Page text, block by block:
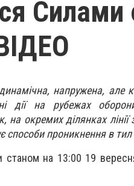
Силами
напружена, але
дії на рубежах
на окремих ділянках
способи проникнення в
станом на 13:00 19